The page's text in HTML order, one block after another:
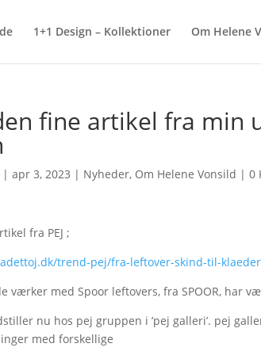
1+1 Design – Kollektioner Om Helene
fine artikel fra min
|apr 3, 2023 | Nyheder, Om Helene Vonsild |0
fra PEJ ;
trend-pej/fra-leftover-skind-til-klaeder
værker med Spoor leftovers, fra SPOOR, har
nu hos pej gruppen i ’pej galleri’. pej
med forskellige